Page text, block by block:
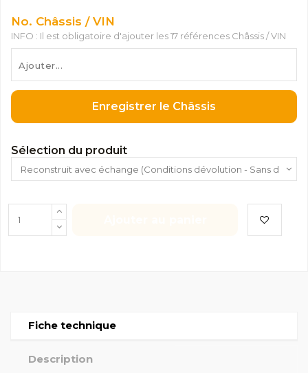
No. Châssis / VIN
INFO : Il est obligatoire d'ajouter les 17 références Châssis / VIN
Enregistrer le Châssis
Sélection du produit
Fiche technique
Description